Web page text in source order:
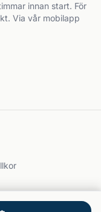
innan start. För
Via vår mobilapp